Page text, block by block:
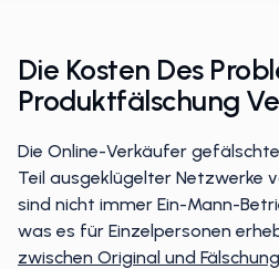
Die Kosten Des
Produktfälschung
Die Online-Verkäufer
Teil ausgeklügelter Netzwerke
sind nicht immer Ein-Mann-
was es für Einzelpersonen
zwischen Original und Fälschung